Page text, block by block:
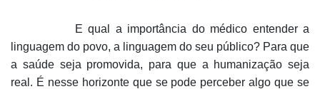
E qual a importância do médico entender a
linguagem do povo, a linguagem do seu público? Para que
a saúde seja promovida, para que a humanização seja
real. É nesse horizonte que se pode perceber algo que se